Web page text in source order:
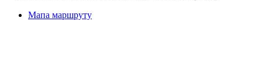
Мапа маршруту